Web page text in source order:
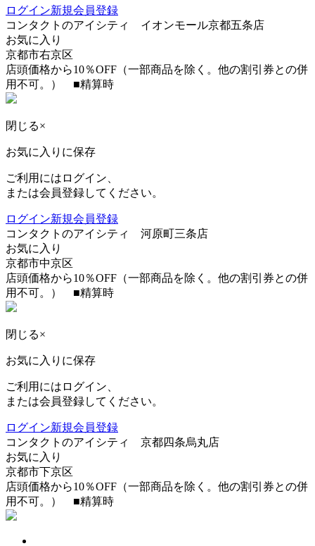
ログイン新規会員登録
コンタクトのアイシティ イオンモール京都五条店
お気に入り
京都市右京区
店頭価格から10％OFF（一部商品を除く。他の割引券との併
用不可。） ■精算時
閉じる×
お気に入りに保存
ご利用にはログイン、
または会員登録してください。
ログイン新規会員登録
コンタクトのアイシティ 河原町三条店
お気に入り
京都市中京区
店頭価格から10％OFF（一部商品を除く。他の割引券との併
用不可。） ■精算時
閉じる×
お気に入りに保存
ご利用にはログイン、
または会員登録してください。
ログイン新規会員登録
コンタクトのアイシティ 京都四条烏丸店
お気に入り
京都市下京区
店頭価格から10％OFF（一部商品を除く。他の割引券との併
用不可。） ■精算時